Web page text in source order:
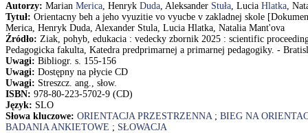
Autorzy: Marian Merica, Henryk Duda, Aleksander Stuła, Lucia Hlatka,
Tytuł: Orientacny beh a jeho vyuzitie vo vyucbe v zakladnej skole
Merica, Henryk Duda, Alexander Stula, Lucia Hlatka, Natalia Mant'ova
Źródło: Ziak, pohyb, edukacia : vedecky zbornik 2025 : scientific
Pedagogicka fakulta, Katedra predprimarnej a primarnej pedagogiky. -
Uwagi: Bibliogr. s. 155-156
Uwagi: Dostępny na płycie CD
Uwagi: Streszcz. ang., słow.
ISBN: 978-80-223-5702-9 (CD)
Język: SLO
Słowa kluczowe: ORIENTACJA PRZESTRZENNA; BIEG NA
BADANIA ANKIETOWE ; SŁOWACJA